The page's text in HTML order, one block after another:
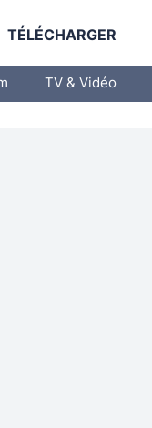
TÉLÉCHARGER
TV & Vidéo